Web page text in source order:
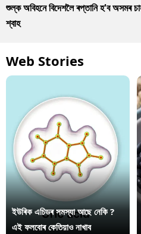
শুল্ক অবিহনে বিদেশলৈ ৰপ্তানি হ'ব অসমৰ
শ্বাহ
Web Stories
ইউৰিক এচিডৰ সমস্যা আছে নেকি ?
এই ফলবোৰ কেতিয়াও নাখাব